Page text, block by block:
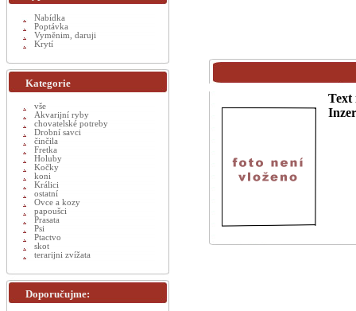
Text
Nabídka
Poptávka
Vyměnim, daruji
Krytí
Kategorie
vše
Akvarijní ryby
chovatelské potreby
Drobní savci
činčila
Fretka
Holuby
Kočky
koni
Králici
ostatní
Ovce a kozy
papoušci
Prasata
Psi
Ptactvo
skot
terarijni zvížata
Doporučujme: